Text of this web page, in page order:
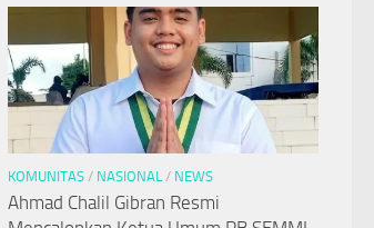
KOMUNITAS / NASIONAL / NEWS
Ahmad Chalil Gibran Resmi